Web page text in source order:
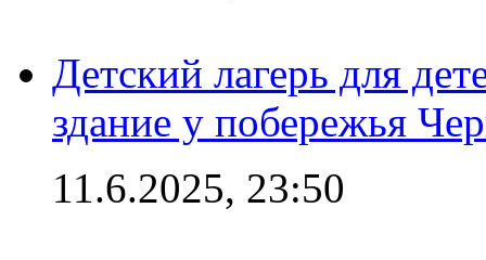
Детский лагерь для
здание у побережья
11.6.2025, 23:50